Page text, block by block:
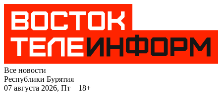
Все новости
Республики Бурятия
07 августа 2026, Пт 18+